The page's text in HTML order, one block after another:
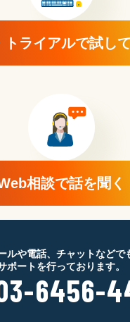
トライアルで試し
相談で話を聞く
ルや電話、チャットなどで
ポートを行っております。
6456-